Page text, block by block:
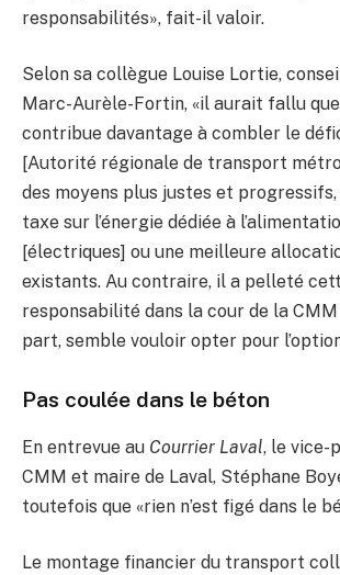
responsabilités», fait-il valoir.
Selon sa collègue Louise Lortie,
Marc-Aurèle-Fortin, «il aurait fallu
contribue davantage à combler le
[Autorité régionale de transport
des moyens plus justes et progressifs,
taxe sur l’énergie dédiée à
[électriques] ou une meilleure
existants. Au contraire, il a pelleté
responsabilité dans la cour de la
part, semble vouloir opter pour
Pas coulée dans le béton
En entrevue au Courrier Laval, le vice-
CMM et maire de Laval, Stéphane
toutefois que «rien n’est figé dans le
Le montage financier du transport